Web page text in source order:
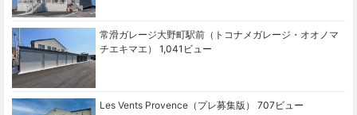
常滑ガレージ大野町駅前（トコナメガレージ・オオノマ
チエキマエ）
1,041ビュー
Les Vents Provence（プレ募集版） 707ビュー